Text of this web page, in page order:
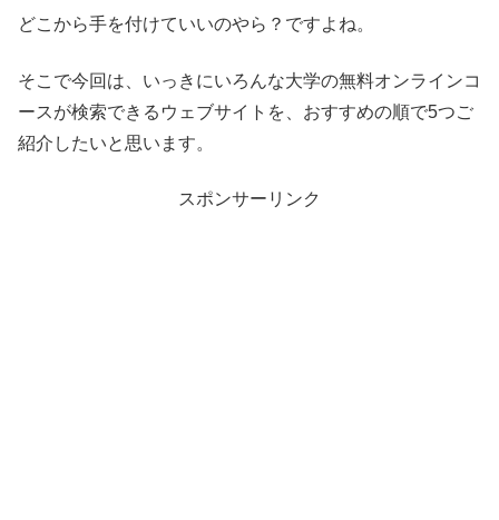
どこから手を付けていいのやら？ですよね。
そこで今回は、いっきにいろんな大学の無料オンラインコ
ースが検索できるウェブサイトを、おすすめの順で5つご
紹介したいと思います。
スポンサーリンク